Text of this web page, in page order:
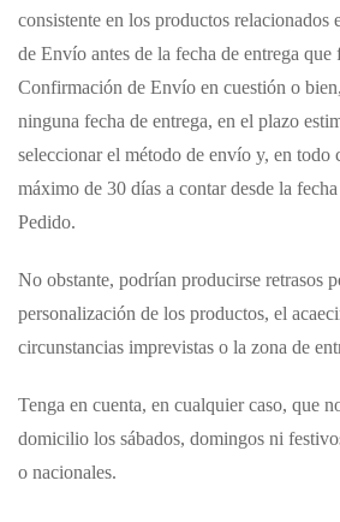
consistente en los productos relacionados
de Envío antes de la fecha de entrega que
Confirmación de Envío en cuestión o
ninguna fecha de entrega, en el plazo
seleccionar el método de envío y, en todo
máximo de 30 días a contar desde la
Pedido.
No obstante, podrían producirse retrasos
personalización de los productos, el
circunstancias imprevistas o la zona de
Tenga en cuenta, en cualquier caso, que
domicilio los sábados, domingos ni
o nacionales.